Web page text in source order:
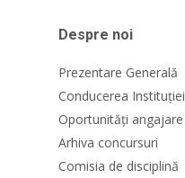
Despre noi
Prezentare Generală
Conducerea Instituției
Oportunități angajare
Arhiva concursuri
Comisia de disciplină